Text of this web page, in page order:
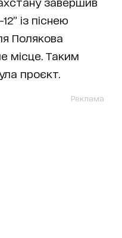
із піснею
Полякова
місце. Таким
проєкт.
Реклама